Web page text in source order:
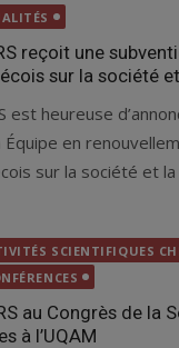
reçoit une
sur la société
est heureuse
Équipe en
sur la société et la
SCIENTIFIQUES
au Congrès de la
à l’UQAM